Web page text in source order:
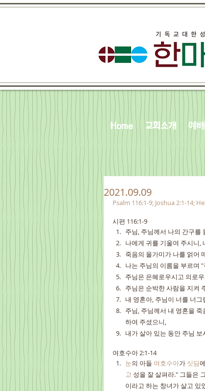
Home 교회소개 예
2021.09.09
Psalm 116:1-9; Joshua 2:1-14;
시편 116:1-9
주님, 주님께서 나의 간구를
나에게 귀를 기울여 주시니,
죽음의 올가미가 나를 얽어
나는 주님의 이름을 부르며
주님은 은혜로우시고 의로
주님은 순박한 사람을 지켜
내 영혼아, 주님이 너를 너
주님, 주님께서 내 영혼을
하여 주셨으니,
내가 살아 있는 동안 주님
여호수아 2:1-14
눈의 아들 여호수아가 싯딤
고 성을 잘 살펴라." 그들은
이라고 하는 창녀가 살고 있